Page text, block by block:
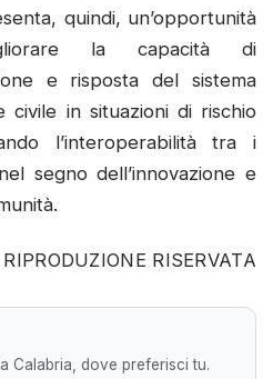
quindi, un’opportunità
la capacità di
e risposta del sistema
civile in situazioni di rischio
l’interoperabilità tra i
segno dell’innovazione e
RISERVATA
Calabria, dove preferisci tu.